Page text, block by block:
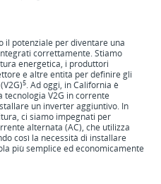
il potenziale per diventare una
correttamente. Stiamo
energetica, i produttori
e altre entità per definire gli
5. Ad oggi, in California è
tecnologia V2G in corrente
un inverter aggiuntivo. In
ci siamo impegnati per
alternata (AC), che utilizza
così la necessità di installare
più semplice ed economicamente